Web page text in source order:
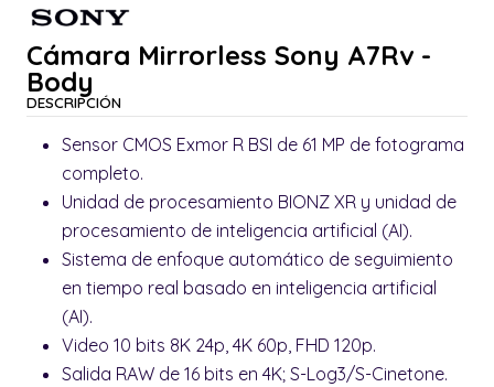
Cámara Mirrorless Sony A7Rv -
Body
DESCRIPCIÓN
Sensor CMOS Exmor R BSI de 61 MP de fotograma
completo.
Unidad de procesamiento BIONZ XR y unidad de
procesamiento de inteligencia artificial (AI).
Sistema de enfoque automático de seguimiento
en tiempo real basado en inteligencia artificial
(AI).
Video 10 bits 8K 24p, 4K 60p, FHD 120p.
Salida RAW de 16 bits en 4K; S-Log3/S-Cinetone.